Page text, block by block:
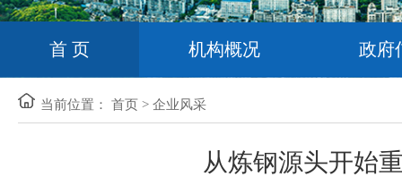
首 页 机构概况 政府
当前位置： 首页 > 企业风采
从炼钢源头开始